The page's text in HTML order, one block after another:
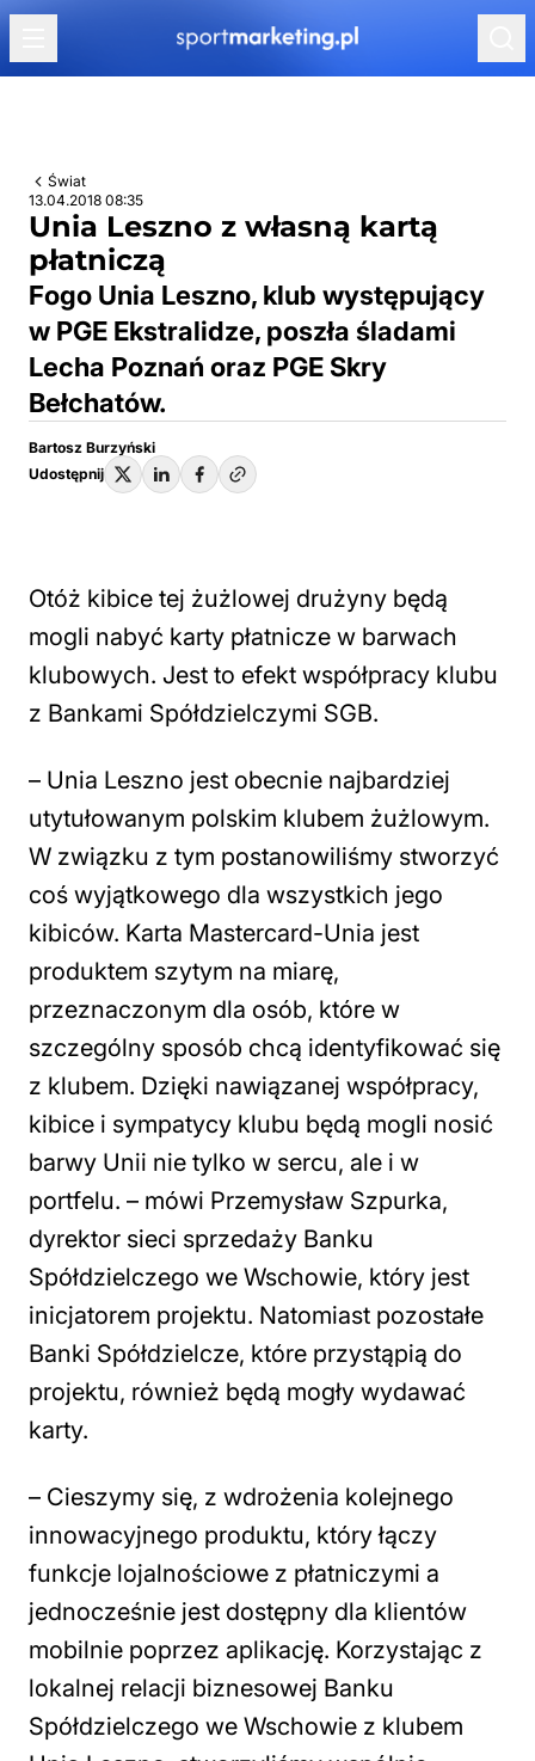
Przejdź do treści
Świat
13.04.2018 08:35
Unia Leszno z własną kartą
płatniczą
Fogo Unia Leszno, klub występujący
w PGE Ekstralidze, poszła śladami
Lecha Poznań oraz PGE Skry
Bełchatów.
Bartosz Burzyński
Udostępnij
Otóż kibice tej żużlowej drużyny będą
mogli nabyć karty płatnicze w barwach
klubowych. Jest to efekt współpracy klubu
z Bankami Spółdzielczymi SGB.
– Unia Leszno jest obecnie najbardziej
utytułowanym polskim klubem żużlowym.
W związku z tym postanowiliśmy stworzyć
coś wyjątkowego dla wszystkich jego
kibiców. Karta Mastercard-Unia jest
produktem szytym na miarę,
przeznaczonym dla osób, które w
szczególny sposób chcą identyfikować się
z klubem. Dzięki nawiązanej współpracy,
kibice i sympatycy klubu będą mogli nosić
barwy Unii nie tylko w sercu, ale i w
portfelu. – mówi Przemysław Szpurka,
dyrektor sieci sprzedaży Banku
Spółdzielczego we Wschowie, który jest
inicjatorem projektu. Natomiast pozostałe
Banki Spółdzielcze, które przystąpią do
projektu, również będą mogły wydawać
karty.
– Cieszymy się, z wdrożenia kolejnego
innowacyjnego produktu, który łączy
funkcje lojalnościowe z płatniczymi a
jednocześnie jest dostępny dla klientów
mobilnie poprzez aplikację. Korzystając z
lokalnej relacji biznesowej Banku
Spółdzielczego we Wschowie z klubem